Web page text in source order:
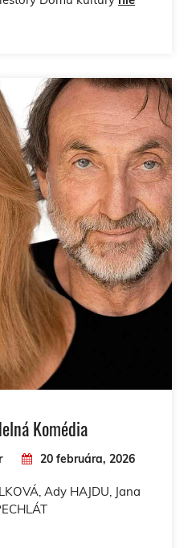
Komédia
20 februára, 2026
Ady HAJDU, Jana